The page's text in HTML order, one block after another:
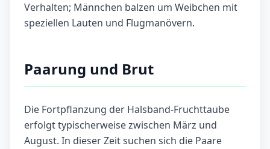
Verhalten; Männchen balzen um Weibchen mit
speziellen Lauten und Flugmanövern.
Paarung und Brut
Die Fortpflanzung der Halsband-Fruchttaube
erfolgt typischerweise zwischen März und
August. In dieser Zeit suchen sich die Paare